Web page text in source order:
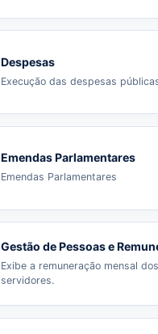
Despesas
Execução das despesas
Emendas Parlamentares
Emendas Parlamentares
Gestão de Pessoas e
Exibe a remuneração mensal dos
servidores.